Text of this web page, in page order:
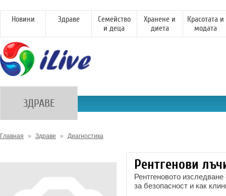
Новини Здраве
Семейство
и деца
Хранене и
диета
Красотата и
модата
ЗДРАВЕ
Главная » Здраве » Диагностика
Рентгенови
Рентгеновото
за безопасност и как